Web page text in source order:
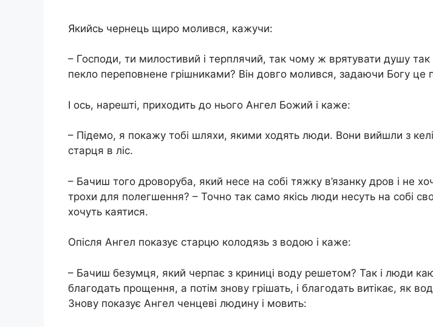
Якийсь чернець щиро молився, кажучи:
– Господи, ти милостивий і терплячий, так чому ж врятувати душу
пекло переповнене грішниками? Він довго молився, задаючи Богу це
І ось, нарешті, приходить до нього Ангел Божий і каже:
– Підемо, я покажу тобі шляхи, якими ходять люди. Вони вийшли з
старця в ліс.
– Бачиш того дроворуба, який несе на собі тяжку в’язанку дров і не
трохи для полегшення? – Точно так само якісь люди несуть на собі
хочуть каятися.
Опісля Ангел показує старцю колодязь з водою і каже:
– Бачиш безумця, який черпає з криниці воду решетом? Так і люди
благодать прощення, а потім знову грішать, і благодать витікає, як
Знову показує Ангел ченцеві людину і мовить: